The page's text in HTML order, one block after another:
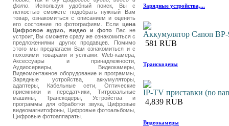
фото . Используя удобный поиск, Вы с
легкостью сможете подобрать нужный Вам
товар, ознакомиться с описанием и оценить
его состояние по фотографиям. Если цена
Цифровое аудио, видео и фото Вас не
устроит, Вы сможете сразу же ознакомиться с
предложениями других продавцев. Помимо
этого мы предлагаем Вам ознакомиться и с
похожими товарами и услгами: Web-камера,
Аксессуары и принадлежности,
Аудиосерверы, Видеокамеры,
Видеомонтажное оборудование и программы,
Зарядные устройства, аккумуляторы,
адаптеры, Кабельные сети, Оптические
приемники и передатчики, Титровальные
машины, Транскодеры, Устройства и
программы для обработки звука, Цифровые
видеомагнитофоны, Цифровые фотоальбомы,
Цифровые фотоаппараты.
Зарядные устройства,...
Аккумулятор Canon
581 RUB
Транскодеры
IP-TV приставки (no
4,839 RUB
Видеокамеры